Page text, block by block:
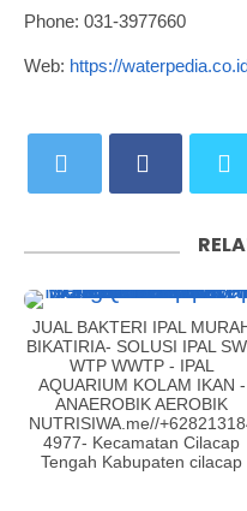
Phone: 031-3977660
Web: https://waterpedia.co.id
JUAL BAKTERI IPAL
BIKATIRIA- SOLUSI IPAL
WTP WWTP - IPAL
AQUARIUM KOLAM IKAN -
ANAEROBIK AEROBIK
NUTRISIWA.me//
4977- Kecamatan Cilacap
Tengah Kabupaten cilacap